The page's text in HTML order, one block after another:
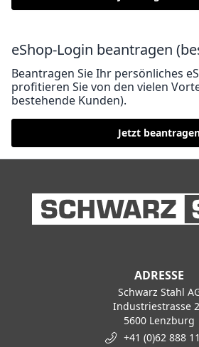
eShop-Login beantragen
Beantragen Sie Ihr persönliches
profitieren Sie von den vielen
bestehende Kunden).
Jetzt
ADRESSE
Schwarz Stahl
Industriestrasse
5600 Lenzburg
+41 (0)62 888